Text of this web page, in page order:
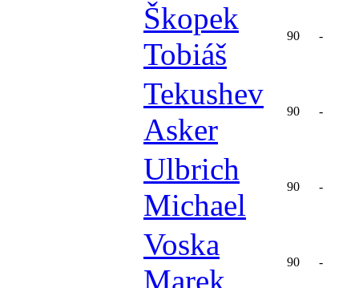
Škopek
Tobiáš
90 -
Tekushev
Asker
90 -
Ulbrich
Michael
90 -
Voska
Marek
90 -